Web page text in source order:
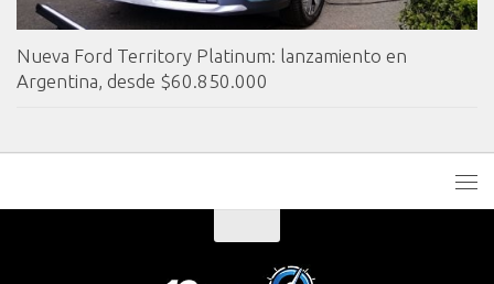
Nueva Ford Territory Platinum: lanzamiento en
Argentina, desde $60.850.000